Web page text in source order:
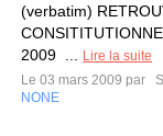
(verbatim)
2009 ...
Lire la suite
Le 03 mars 2009 par
NONE